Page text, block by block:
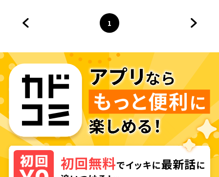
ページ
1
へ